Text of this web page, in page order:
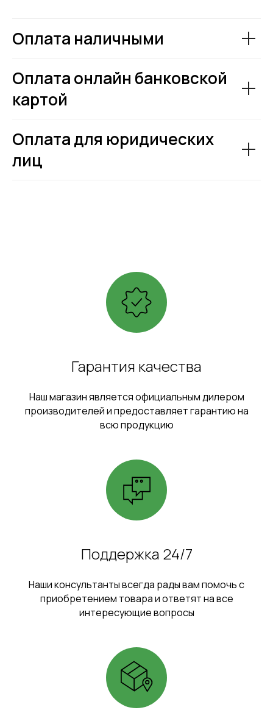
Оплата наличными
Оплата онлайн банковской
картой
Оплата для юридических
лиц
Гарантия качества
Наш магазин является официальным дилером
производителей и предоставляет гарантию на
всю продукцию
Поддержка 24/7
Наши консультанты всегда рады вам помочь с
приобретением товара и ответят на все
интересующие вопросы